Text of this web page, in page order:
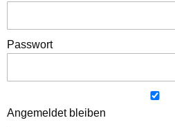
Passwort
Angemeldet bleiben